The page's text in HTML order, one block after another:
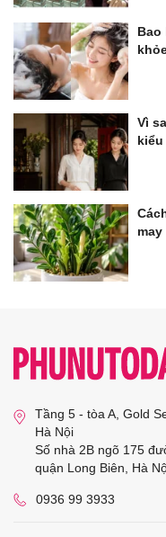
Bao
Vì
Tầng 5 - tòa A, Gold
Hà Nội
Số nhà 2B ngõ 175
quận Long Biên, Hà
0936 99 3933